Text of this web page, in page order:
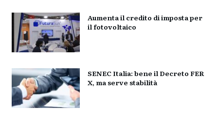
Aumenta il credito di imposta per
il fotovoltaico
SENEC Italia: bene il Decreto FER
X, ma serve stabilità